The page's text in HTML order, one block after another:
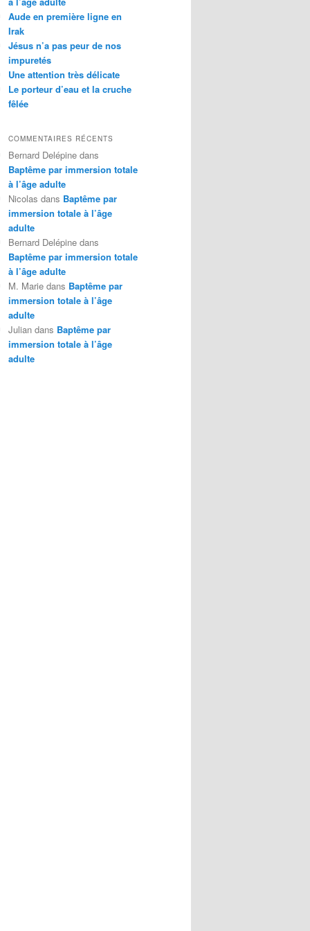
Aude en première ligne en
Irak
Jésus n’a pas peur de nos
impuretés
Une attention très délicate
Le porteur d’eau et la cruche
fêlée
COMMENTAIRES RÉCENTS
Bernard Delépine dans
Baptême par immersion totale
à l’âge adulte
Nicolas dans Baptême par
immersion totale à l’âge
adulte
Bernard Delépine dans
Baptême par immersion totale
à l’âge adulte
M. Marie dans Baptême par
immersion totale à l’âge
adulte
Julian dans Baptême par
immersion totale à l’âge
adulte